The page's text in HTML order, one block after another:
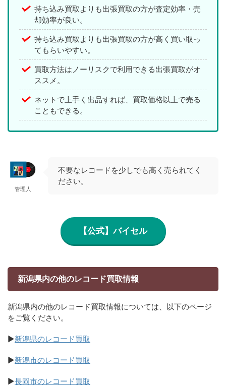
持ち込み買取よりも出張買取の方が査定効率・売
却効率が良い。
持ち込み買取よりも出張買取の方が高く買い取っ
てもらいやすい。
買取方法はノーリスクで利用できる出張買取がオ
ススメ。
ネットで上手く出品すれば、買取価格以上で売る
こともできる。
管理人
不要なレコードを少しでも高く売られてく
ださい。
【公式】バイセル
新潟県内の他のレコード買取情報
新潟県内の他のレコード買取情報については、以下のページ
をご覧ください。
▶新潟県のレコード買取
▶新潟市のレコード買取
▶長岡市のレコード買取